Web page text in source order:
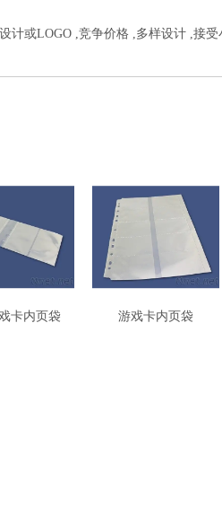
计或LOGO ,竞争价格 ,多样设计 ,接受
卡内页袋 游戏卡内页袋